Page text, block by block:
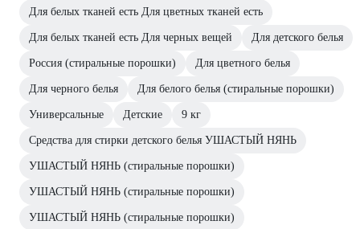
Для белых тканей есть Для цветных тканей есть
Для белых тканей есть Для черных вещей Для детского белья
Россия (стиральные порошки) Для цветного белья
Для черного белья Для белого белья (стиральные порошки)
Универсальные Детские 9 кг
Средства для стирки детского белья УШАСТЫЙ НЯНЬ
УШАСТЫЙ НЯНЬ (стиральные порошки)
УШАСТЫЙ НЯНЬ (стиральные порошки)
УШАСТЫЙ НЯНЬ (стиральные порошки)